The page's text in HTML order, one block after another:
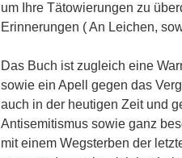
um Ihre Tätowierungen zu
Erinnerungen ( An Leichen,
Das Buch ist zugleich eine
sowie ein Apell gegen das
auch in der heutigen Zeit und
Antisemitismus sowie ganz
mit einem Wegsterben der